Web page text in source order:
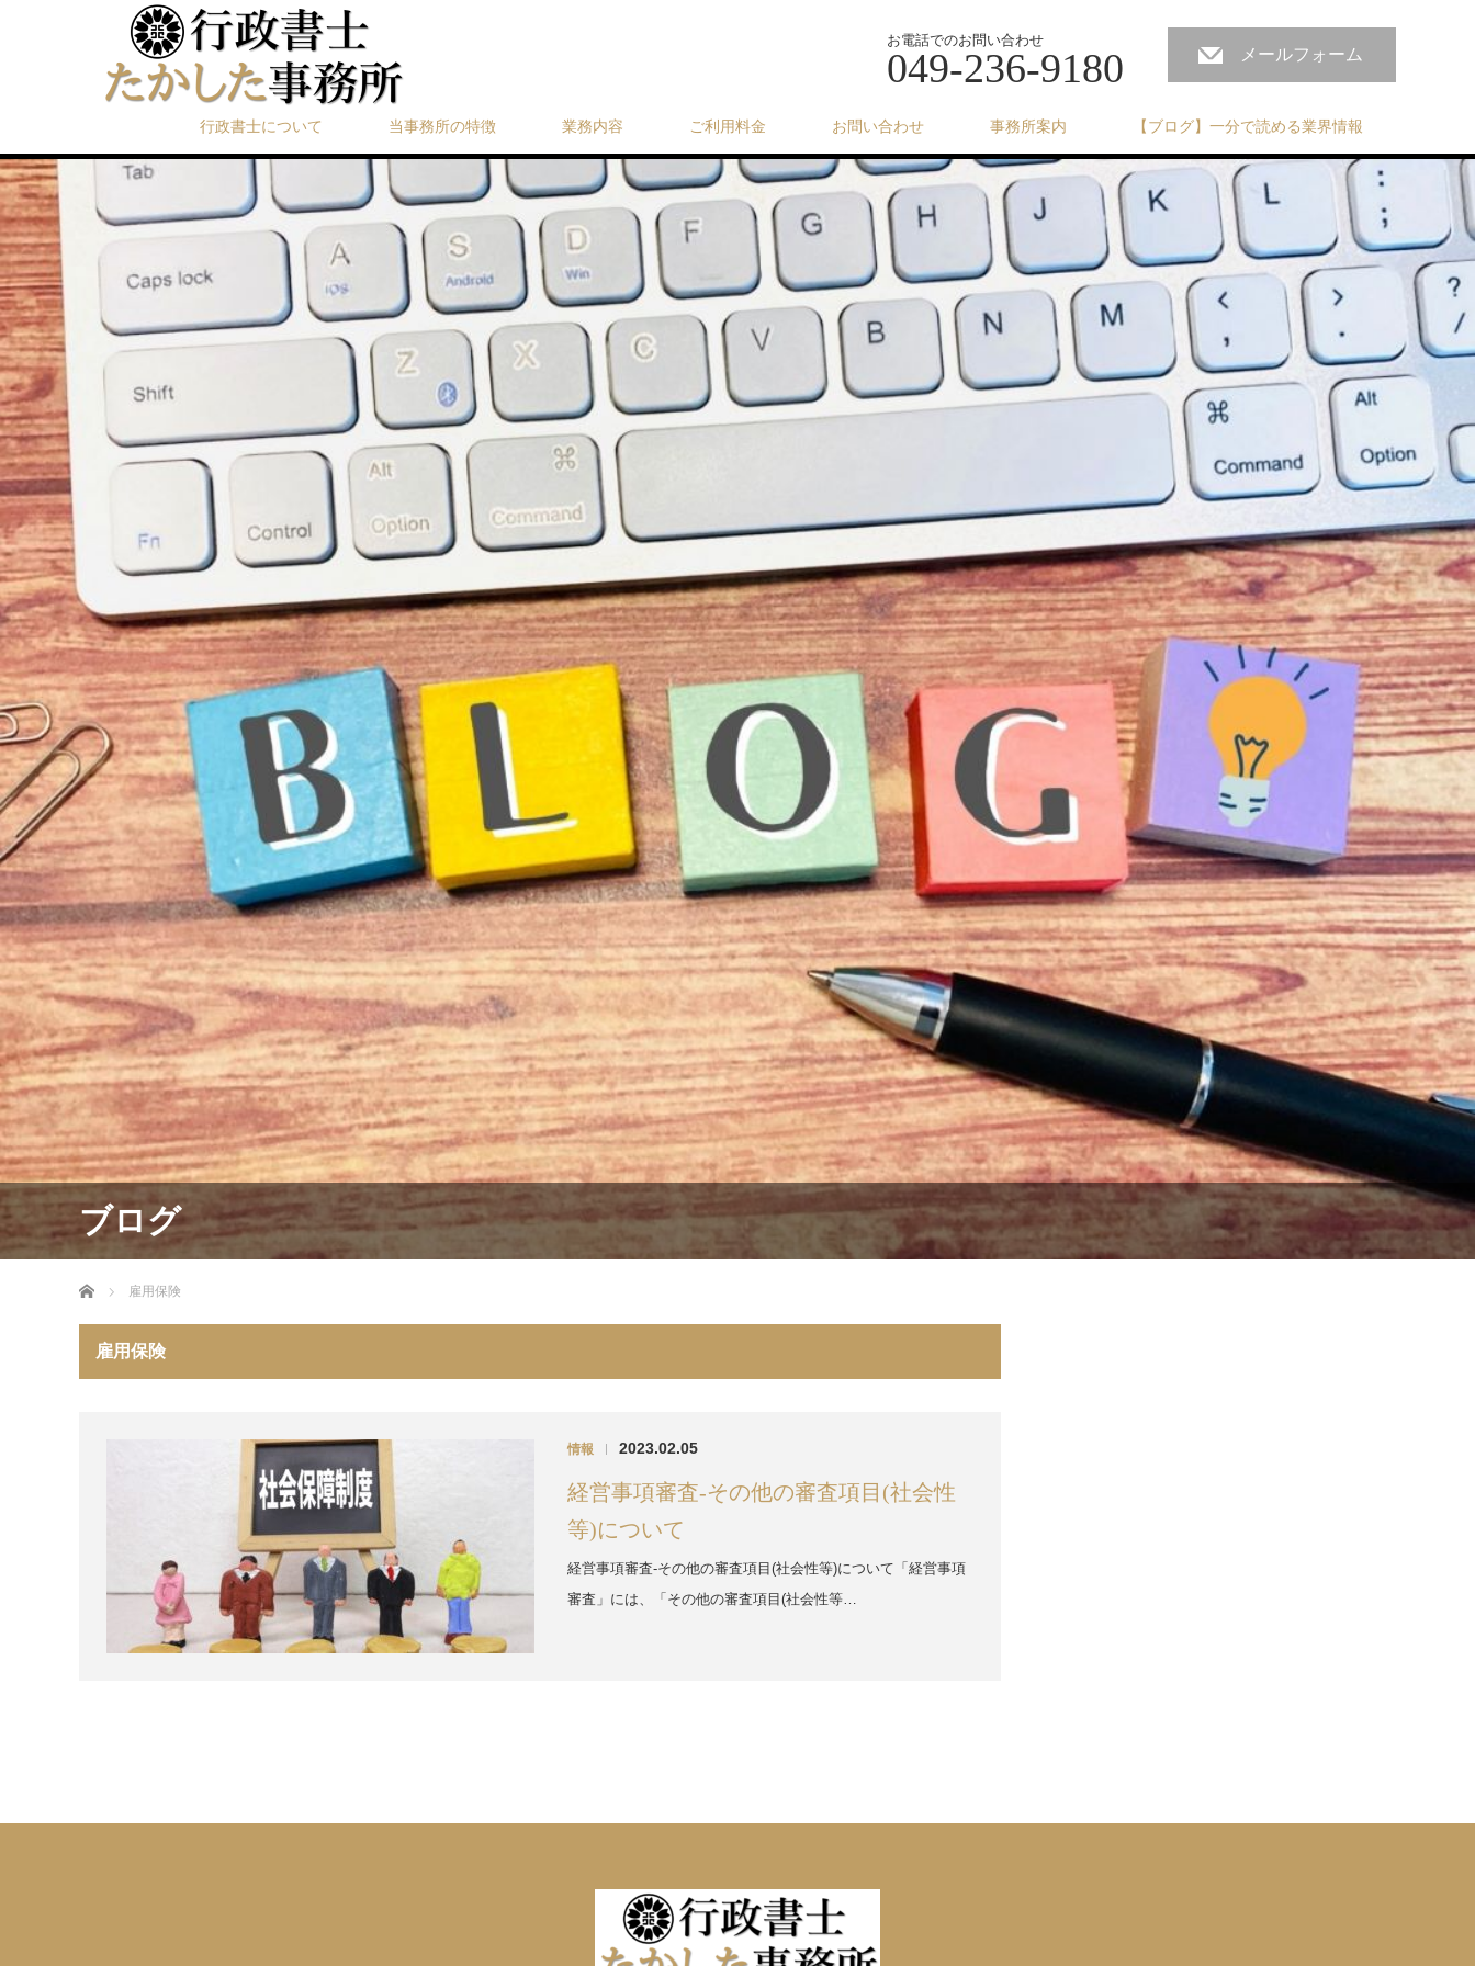
お電話でのお問い合わせ
049-236-9180 メールフォーム
行政書士について 当事務所の特徴 業務内容 ご利用料金 お問い合わせ 事務所案内 【ブログ】一分で読める業界情報
ブログ
ホーム 雇用保険
雇用保険
情報 | 2023.02.05
経営事項審査-その他の審査項目(社会性
等)について
経営事項審査-その他の審査項目(社会性等)について「経営事項
審査」には、「その他の審査項目(社会性等…